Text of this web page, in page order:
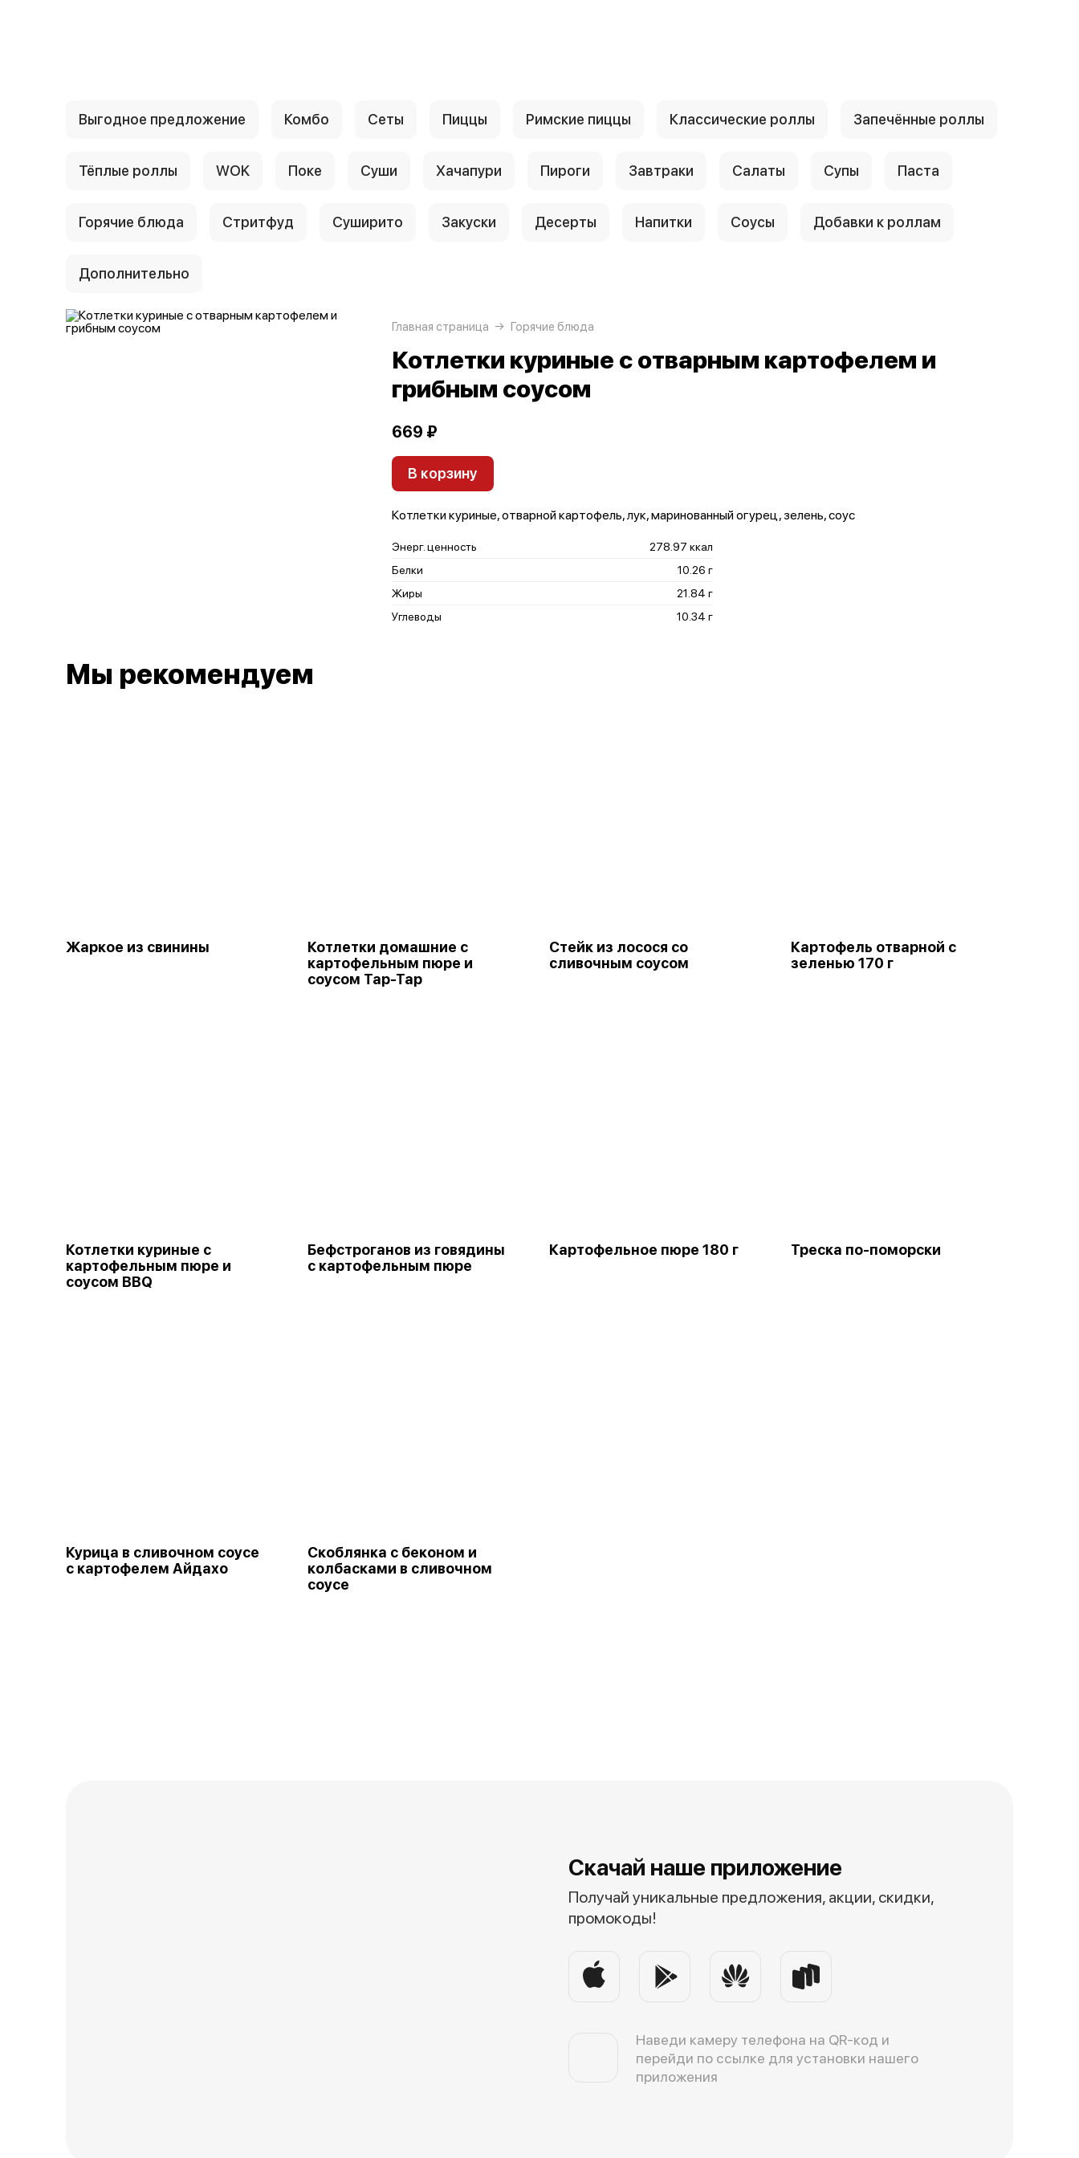
Выгодное предложение Комбо Сеты Пиццы Римские пиццы Классические роллы Запечённые роллы
Тёплые роллы WOK Поке Суши Хачапури Пироги Завтраки Салаты Супы Паста
Горячие блюда Стритфуд Суширито Закуски Десерты Напитки Соусы Добавки к роллам
Дополнительно
Главная страница Горячие блюда
Котлетки куриные с отварным картофелем и
грибным соусом
669 ₽
В корзину
Котлетки куриные, отварной картофель, лук, маринованный огурец, зелень, соус
Энерг. ценность
278.97 ккал
Белки
10.26 г
Жиры
21.84 г
Углеводы
10.34 г
Мы рекомендуем
Жаркое из свинины
Котлетки домашние с
картофельным пюре и
соусом Тар-Тар
Стейк из лосося со
сливочным соусом
Картофель отварной с
зеленью 170 г
Котлетки куриные с
картофельным пюре и
соусом BBQ
Бефстроганов из говядины
с картофельным пюре
Картофельное пюре 180 г Треска по-поморски
Курица в сливочном соусе
с картофелем Айдахо
Скоблянка с беконом и
колбасками в сливочном
соусе
Скачай наше приложение
Получай уникальные предложения, акции, скидки,
промокоды!
Наведи камеру телефона на QR-код и
перейди по ссылке для установки нашего
приложения